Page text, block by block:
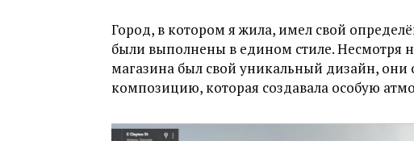
Город, в котором я жила, имел свой
были выполнены в едином стиле. Несмотря
магазина был свой уникальный дизайн,
композицию, которая создавала особую